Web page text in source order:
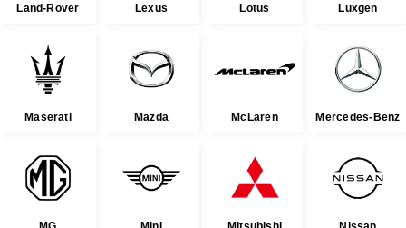
Land-Rover Lexus Lotus Luxgen
Maserati Mazda McLaren Mercedes-Benz